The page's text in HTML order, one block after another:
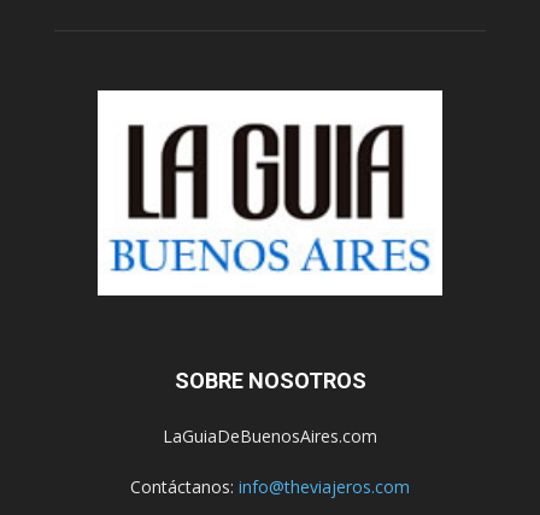
SOBRE NOSOTROS
LaGuiaDeBuenosAires.com
Contáctanos: info@theviajeros.com